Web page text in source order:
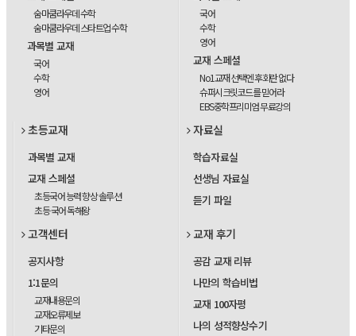
숨마쿰라우데 수학
숨마쿰라우데 스타트업 수학
과목별 교재
국어
수학
영어
국어
수학
영어
교재 스페셜
No1교재 선택엔 후회란 없다
슈퍼시크릿코드를 믿어라
EBS중학프리미엄 무료강의
초등교재
과목별 교재
교재 스페셜
초등국어 능력 향상 솔루션
초등 국어 독해왕
자료실
학습자료실
선생님 자료실
듣기 파일
고객센터
공지사항
1:1문의
교재내용문의
교재오류제보
기타문의
교재 후기
공감 교재 리뷰
나만의 학습비법
교재 100자평
나의 성적향상수기